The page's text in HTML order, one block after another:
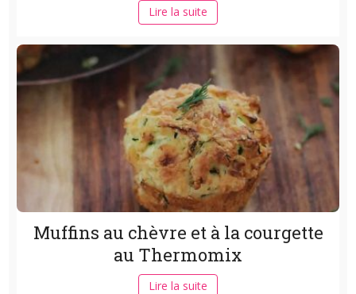
Lire la suite
Muffins au chèvre et à la courgette
au Thermomix
Lire la suite